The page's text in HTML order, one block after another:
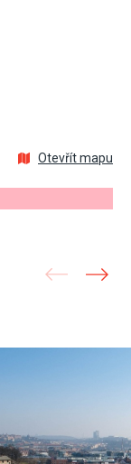
Otevřít mapu